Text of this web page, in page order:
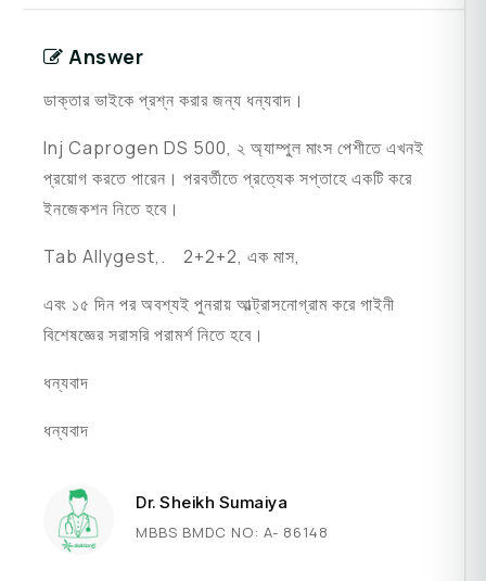
Answer
ডাক্তার ভাইকে প্রশ্ন করার জন্য ধন্যবাদ।
Inj Caprogen DS 500, ২ অ্যাম্পুল মাংস পেশীতে এখনই
প্রয়োগ করতে পারেন। পরবর্তীতে প্রত্যেক সপ্তাহে একটি করে
ইনজেকশন নিতে হবে।
Tab Allygest,. 2+2+2, এক মাস,
এবং ১৫ দিন পর অবশ্যই পুনরায় আল্ট্রাসনোগ্রাম করে গাইনী
বিশেষজ্ঞের সরাসরি পরামর্শ নিতে হবে।
ধন্যবাদ
ধন্যবাদ
Dr. Sheikh Sumaiya
MBBS BMDC NO: A- 86148